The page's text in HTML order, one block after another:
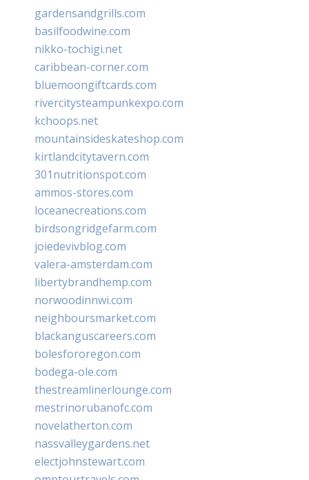
gardensandgrills.com
basilfoodwine.com
nikko-tochigi.net
caribbean-corner.com
bluemoongiftcards.com
rivercitysteampunkexpo.com
kchoops.net
mountainsideskateshop.com
kirtlandcitytavern.com
301nutritionspot.com
ammos-stores.com
loceanecreations.com
birdsongridgefarm.com
joiedevivblog.com
valera-amsterdam.com
libertybrandhemp.com
norwoodinnwi.com
neighboursmarket.com
blackanguscareers.com
bolesfororegon.com
bodega-ole.com
thestreamlinerlounge.com
mestrinorubanofc.com
novelatherton.com
nassvalleygardens.net
electjohnstewart.com